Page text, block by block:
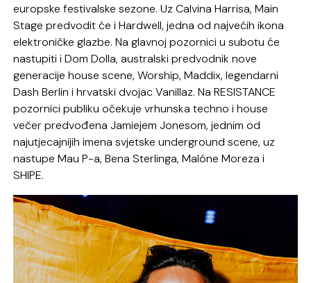
europske festivalske sezone. Uz Calvina Harrisa, Main
Stage predvodit će i Hardwell, jedna od najvećih ikona
elektroničke glazbe. Na glavnoj pozornici u subotu će
nastupiti i Dom Dolla, australski predvodnik nove
generacije house scene, Worship, Maddix, legendarni
Dash Berlin i hrvatski dvojac Vanillaz. Na RESISTANCE
pozornici publiku očekuje vrhunska techno i house
večer predvođena Jamiejem Jonesom, jednim od
najutjecajnijih imena svjetske underground scene, uz
nastupe Mau P-a, Bena Sterlinga, Malóne Moreza i
SHIPE.